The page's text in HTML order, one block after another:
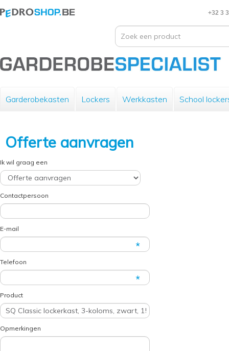
+32 3
Garderobekasten Lockers Werkkasten School
Offerte aanvragen
Ik wil graag een
Contactpersoon
E-mail
Telefoon
Product
Opmerkingen